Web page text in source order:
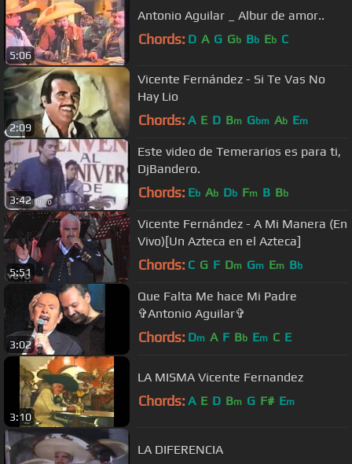
5:06
Antonio Aguilar _ Albur de amor..
Chords: D A G Gb Bb Eb C
2:09
Vicente Fernández - Si Te Vas No
Hay Lio
Chords: A E D Bm Gbm Ab Em
3:42
Este video de Temerarios es para ti,
DjBandero.
Chords: Eb Ab Db Fm B Bb
5:51
Vicente Fernández - A Mi Manera (En
Vivo)[Un Azteca en el Azteca]
Chords: C G F Dm Gm Em Bb
3:02
Que Falta Me hace Mi Padre
✞Antonio Aguilar✞
Chords: Dm A F Bb Em C E
3:10
LA MISMA Vicente Fernandez
Chords: A E D Bm G F# Em
LA DIFERENCIA